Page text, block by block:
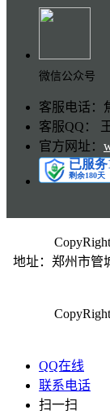
微信公众号
客服电话：
客服QQ：
官方网址：
地址：郑州市管
QQ在线
联系电话
扫一扫